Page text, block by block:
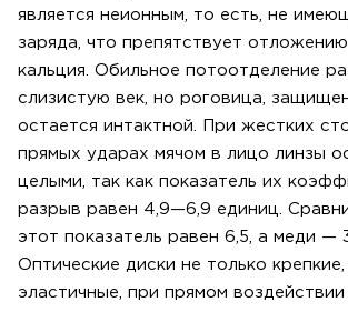
является неионным, то есть, не
заряда, что препятствует
кальция. Обильное потоотделение
слизистую век, но роговица,
остается интактной. При жестких
прямых ударах мячом в лицо линзы
целыми, так как показатель их
разрыв равен 4,9—6,9 единиц.
этот показатель равен 6,5, а меди —
Оптические диски не только
эластичные, при прямом